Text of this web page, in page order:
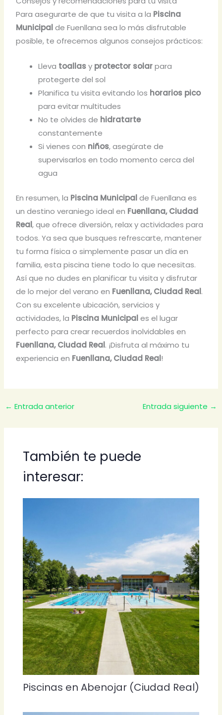
Para asegurarte de que tu visita a la Piscina
Municipalde Fuenllana sea lo más disfrutable
posible, te ofrecemos algunos consejos prácticos:
Lleva toallasy protector solarpara
protegerte del sol
Planifica tu visita evitando los horarios pico
para evitar multitudes
No te olvides de hidratarte
constantemente
Si vienes con niños, asegúrate de
supervisarlos en todo momento cerca del
agua
En resumen, la Piscina Municipalde Fuenllana es
un destino veraniego ideal en Fuenllana, Ciudad
Real, que ofrece diversión, relax y actividades para
todos. Ya sea que busques refrescarte, mantener
tu forma física o simplemente pasar un día en
familia, esta piscina tiene todo lo que necesitas.
Así que no dudes en planificar tu visita y disfrutar
de lo mejor del verano en Fuenllana, Ciudad Real.
Con su excelente ubicación, servicios y
actividades, la Piscina Municipales el lugar
perfecto para crear recuerdos inolvidables en
Fuenllana, Ciudad Real. ¡Disfruta al máximo tu
experiencia en Fuenllana, Ciudad Real!
← Entrada anterior Entrada siguiente →
También te puede
interesar:
Piscinas en Abenojar (Ciudad Real)